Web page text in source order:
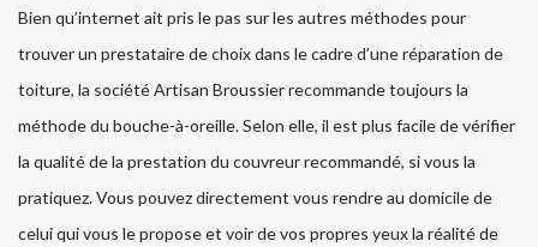
Bien qu’internet ait pris le pas sur les autres méthodes pour
trouver un prestataire de choix dans le cadre d’une réparation de
toiture, la société Artisan Broussier recommande toujours la
méthode du bouche-à-oreille. Selon elle, il est plus facile de vérifier
la qualité de la prestation du couvreur recommandé, si vous la
pratiquez. Vous pouvez directement vous rendre au domicile de
celui qui vous le propose et voir de vos propres yeux la réalité de